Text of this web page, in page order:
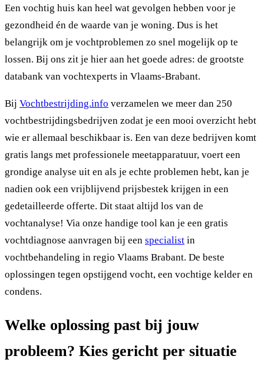
Een vochtig huis kan heel wat gevolgen hebben voor je
gezondheid én de waarde van je woning. Dus is het
belangrijk om je vochtproblemen zo snel mogelijk op te
lossen. Bij ons zit je hier aan het goede adres: de grootste
databank van vochtexperts in Vlaams-Brabant.
Bij Vochtbestrijding.info verzamelen we meer dan 250
vochtbestrijdingsbedrijven zodat je een mooi overzicht hebt
wie er allemaal beschikbaar is. Een van deze bedrijven komt
gratis langs met professionele meetapparatuur, voert een
grondige analyse uit en als je echte problemen hebt, kan je
nadien ook een vrijblijvend prijsbestek krijgen in een
gedetailleerde offerte. Dit staat altijd los van de
vochtanalyse! Via onze handige tool kan je een gratis
vochtdiagnose aanvragen bij een specialist in
vochtbehandeling in regio Vlaams Brabant. De beste
oplossingen tegen opstijgend vocht, een vochtige kelder en
condens.
Welke oplossing past bij jouw
probleem? Kies gericht per situatie